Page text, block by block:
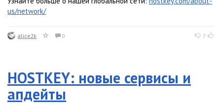
us/network/
alice2k 0 ?
HOSTKEY: новые сервисы и
апдейты